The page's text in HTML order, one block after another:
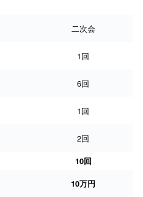
二次会
1回
6回
1回
2回
10回
10万円